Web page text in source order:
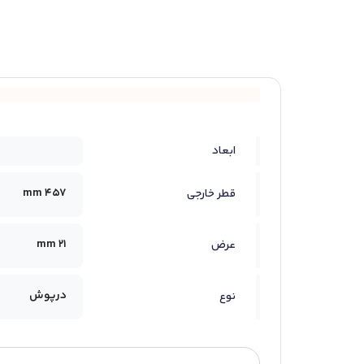
ابعاد
قطر خارجی 457 mm
عرض 21 mm
نوع درپوش